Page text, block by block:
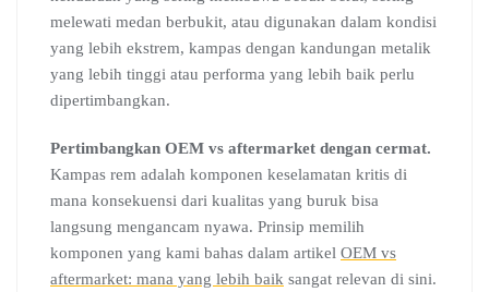
melewati medan berbukit, atau digunakan dalam kondisi
yang lebih ekstrem, kampas dengan kandungan metalik
yang lebih tinggi atau performa yang lebih baik perlu
dipertimbangkan.
Pertimbangkan OEM vs aftermarket dengan cermat.
Kampas rem adalah komponen keselamatan kritis di
mana konsekuensi dari kualitas yang buruk bisa
langsung mengancam nyawa. Prinsip memilih
komponen yang kami bahas dalam artikel OEM vs
aftermarket: mana yang lebih baik sangat relevan di sini.